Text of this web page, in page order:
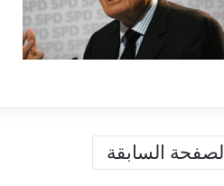
الصفحة السابقة